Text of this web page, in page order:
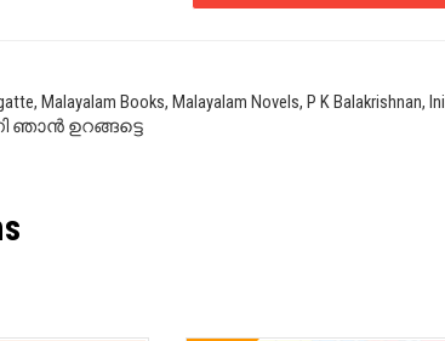
Malayalam Books, Malayalam Novels, P K Balakrishnan, Ini
ഞാൻ ഉറങ്ങട്ടെ